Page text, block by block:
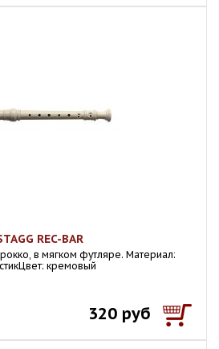
REC-BAR
в мягком футляре. Материал:
кремовый
320 руб